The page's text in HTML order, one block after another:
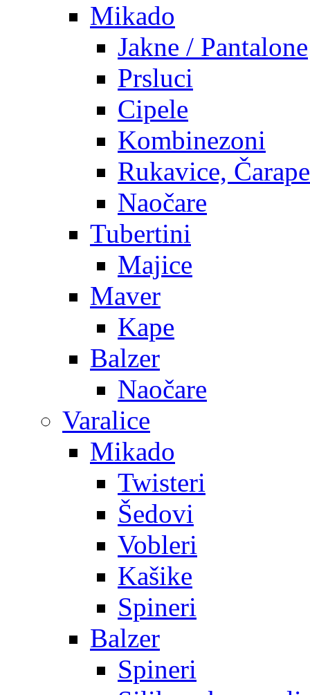
Mikado
Jakne / Pantalone
Prsluci
Cipele
Kombinezoni
Rukavice, Čarape
Naočare
Tubertini
Majice
Maver
Kape
Balzer
Naočare
Varalice
Mikado
Twisteri
Šedovi
Vobleri
Kašike
Spineri
Balzer
Spineri